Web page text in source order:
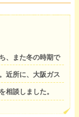
、また冬の時期で
近所に、大阪ガス
相談しました。